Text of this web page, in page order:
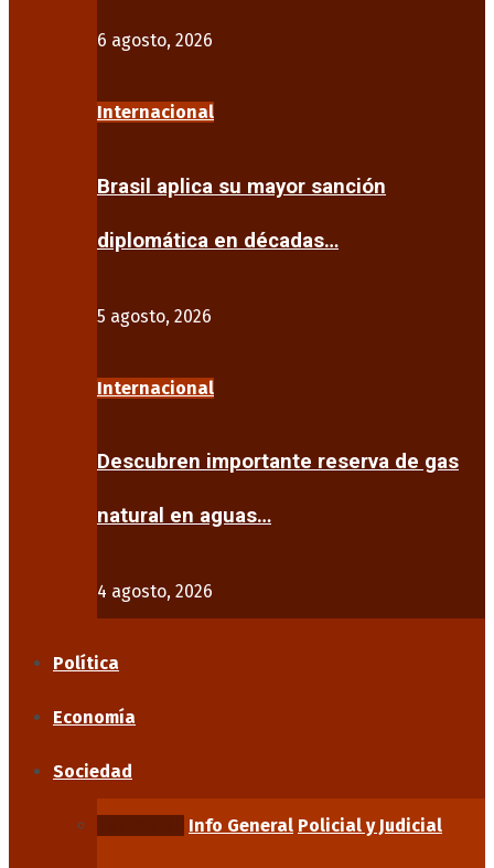
6 agosto, 2026
Internacional
Brasil aplica su mayor sanción
diplomática en décadas…
5 agosto, 2026
Internacional
Descubren importante reserva de gas
natural en aguas…
4 agosto, 2026
Política
Economía
Sociedad
Info General Policial y Judicial